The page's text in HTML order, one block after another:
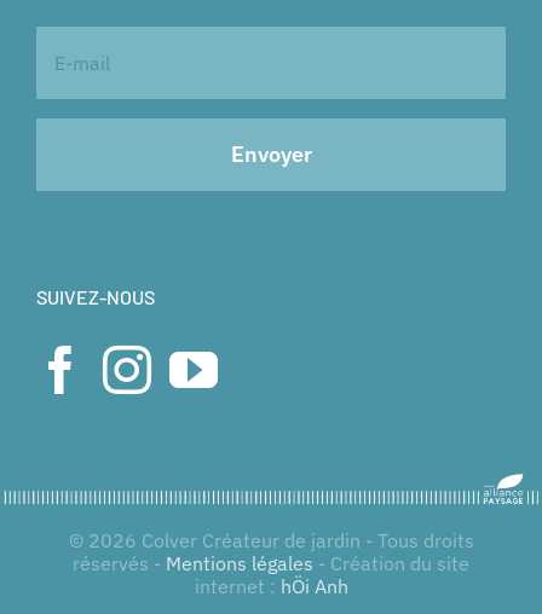
SUIVEZ-NOUS
© 2026 Colver Créateur de jardin - Tous droits
réservés - Mentions légales - Création du site
internet : hÖi Anh